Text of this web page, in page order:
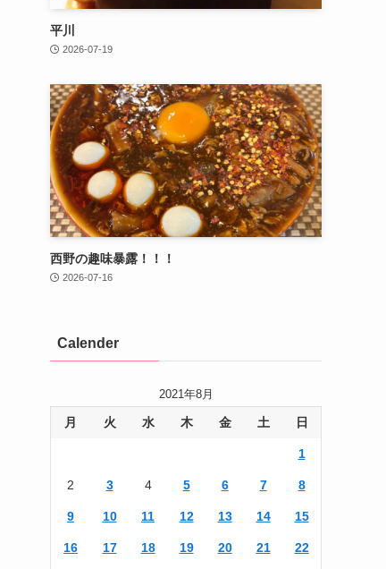
平川
2026-07-19
西野の趣味暴露！！！
2026-07-16
Calender
2021年8月
月 火 水 木 金 土 日
1
2 3 4 5 6 7 8
9 10 11 12 13 14 15
16 17 18 19 20 21 22